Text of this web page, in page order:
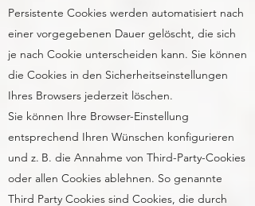
Persistente Cookies werden automatisiert nach
einer vorgegebenen Dauer gelöscht, die sich
je nach Cookie unterscheiden kann. Sie können
die Cookies in den Sicherheitseinstellungen
Ihres Browsers jederzeit löschen.
Sie können Ihre Browser-Einstellung
entsprechend Ihren Wünschen konfigurieren
und z. B. die Annahme von Third-Party-Cookies
oder allen Cookies ablehnen. So genannte
Third Party Cookies sind Cookies, die durch